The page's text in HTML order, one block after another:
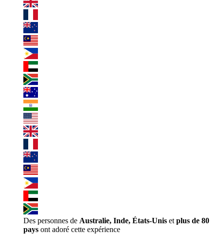
Des personnes de Australie, Inde, États-Unis et plus de 80
pays ont adoré cette expérience